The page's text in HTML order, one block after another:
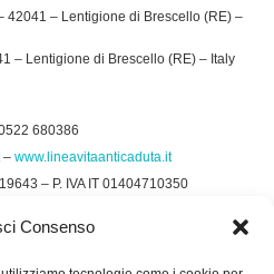
Consenso
42041 – Lentigione di Brescello (RE) –
– Lentigione di Brescello (RE) – Italy
680386
– www.lineavitaanticaduta.it
– P. IVA IT 01404710350
Cookie Policy